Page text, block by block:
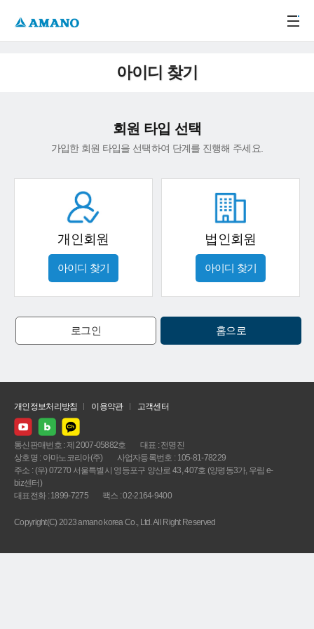
아이디 찾기
회원 타입 선택
가입한 회원 타입을 선택하여 단계를 진행해 주세요.
개인회원
아이디 찾기
법인회원
아이디 찾기
로그인 홈으로
개인정보처리방침 이용약관 고객센터
통신판매번호 : 제 2007-05882호
대표 : 전명진
상호명 : 아마노코리아(주)
사업자등록번호 : 105-81-78229
주소 : (우) 07270 서울특별시 영등포구 양산로 43, 407호 (양평동3가, 우림 e-
biz센터)
대표전화 : 1899-7275
팩스 : 02-2164-9400
Copyright(C) 2023 amano korea Co., Ltd. All Right Reserved